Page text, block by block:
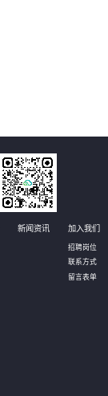
新闻资讯 加入我们
招聘岗位
联系方式
留言表单